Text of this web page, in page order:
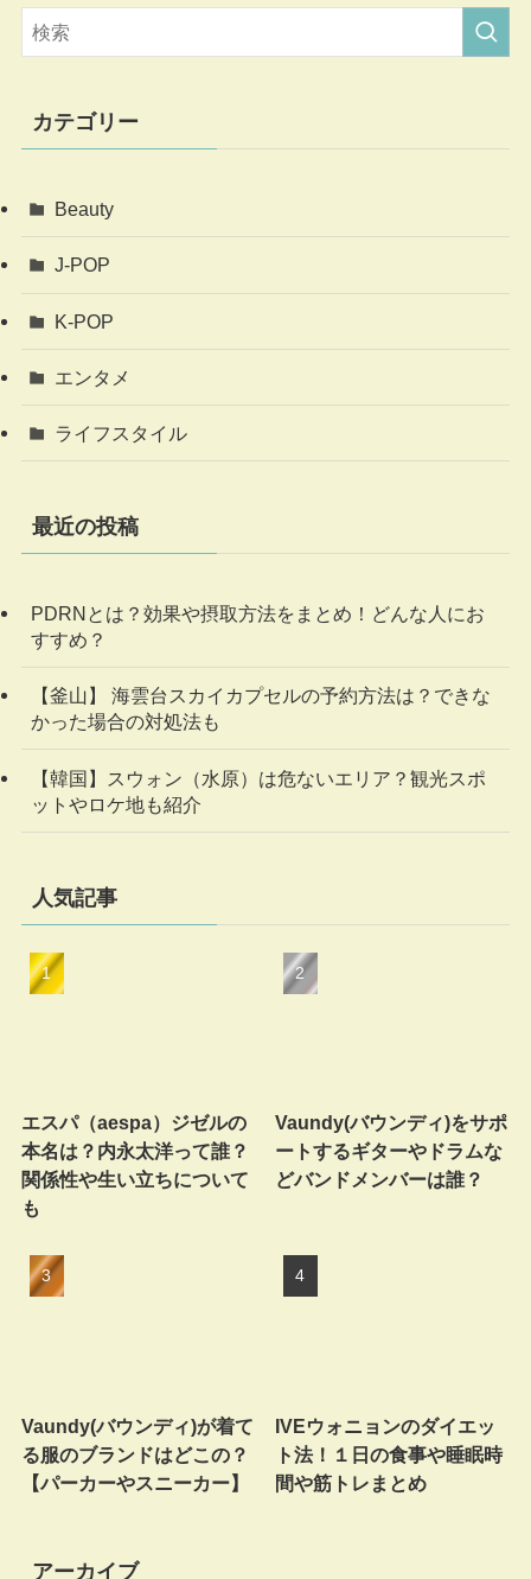
カテゴリー
Beauty
J-POP
K-POP
エンタメ
ライフスタイル
最近の投稿
PDRNとは？効果や摂取方法をまとめ！どんな人にお
すすめ？
【釜山】 海雲台スカイカプセルの予約方法は？できな
かった場合の対処法も
【韓国】スウォン（水原）は危ないエリア？観光スポ
ットやロケ地も紹介
人気記事
エスパ（aespa）ジゼルの
本名は？内永太洋って誰？
関係性や生い立ちについて
も
Vaundy(バウンディ)をサポ
ートするギターやドラムな
どバンドメンバーは誰？
Vaundy(バウンディ)が着て
る服のブランドはどこの？
【パーカーやスニーカー】
IVEウォニョンのダイエッ
ト法！１日の食事や睡眠時
間や筋トレまとめ
アーカイブ